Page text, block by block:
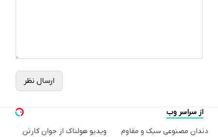
ارسال نظر
از سراسر وب
دندان مصنوعی سبک و مقاوم
ویدیو هولناک از جوان کارتن